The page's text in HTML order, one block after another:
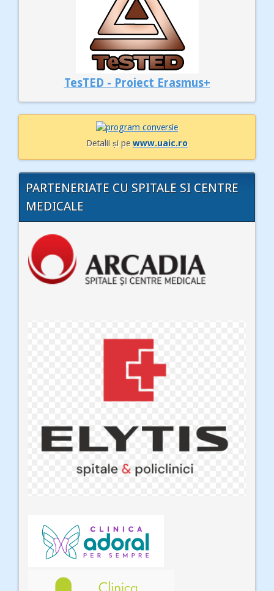
TesTED - Proiect Erasmus+
Detalii și pewww.uaic.ro
PARTENERIATE CU SPITALE SI CENTRE
MEDICALE